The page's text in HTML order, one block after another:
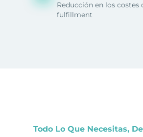
Reducción en los costes
fulfillment
Todo Lo Que Necesitas,